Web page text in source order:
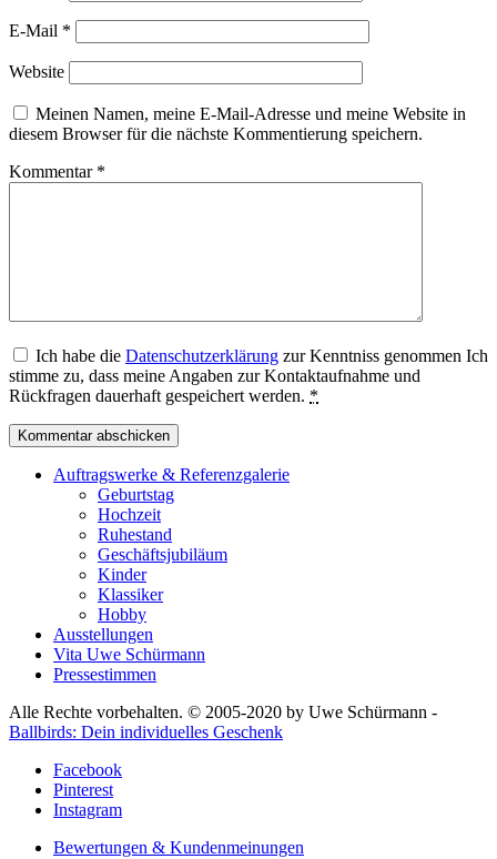
E-Mail *
Website
Meinen Namen, meine E-Mail-Adresse und meine Website in
diesem Browser für die nächste Kommentierung speichern.
Kommentar *
Ich habe die Datenschutzerklärung zur Kenntniss genommen Ich
stimme zu, dass meine Angaben zur Kontaktaufnahme und
Rückfragen dauerhaft gespeichert werden. *
Auftragswerke & Referenzgalerie
Geburtstag
Hochzeit
Ruhestand
Geschäftsjubiläum
Kinder
Klassiker
Hobby
Ausstellungen
Vita Uwe Schürmann
Pressestimmen
Alle Rechte vorbehalten. © 2005-2020 by Uwe Schürmann -
Ballbirds: Dein individuelles Geschenk
Facebook
Pinterest
Instagram
Bewertungen & Kundenmeinungen